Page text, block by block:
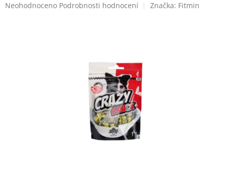
Průměrné
Neohodnoceno Podrobnosti hodnocení Značka: Fitmin